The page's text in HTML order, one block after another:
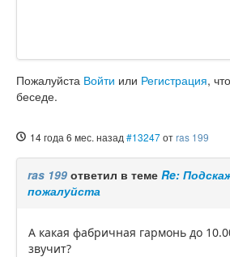
Пожалуйста Войти или Регистрация,
беседе.
14 года 6 мес. назад #13247отras 199
ras 199 ответил в теме Re:
пожалуйста
А какая фабричная гармонь до
звучит?